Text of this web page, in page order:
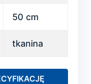
50 cm
tkanina